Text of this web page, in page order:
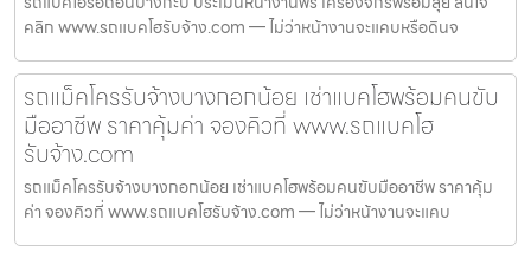
คลิก www.รถแบคโฮรับจ้าง.com — ไม่ว่าหน้างานจะแคบหรือดินจ
รถแม็คโครรับจ้างบางกอกน้อย เช่าแบคโฮพร้อมคนขับ
มืออาชีพ ราคาคุ้มค่า จองคิวที่ www.รถแบคโฮ
รับจ้าง.com
รถแม็คโครรับจ้างบางกอกน้อย เช่าแบคโฮพร้อมคนขับมืออาชีพ ราคาคุ้ม
ค่า จองคิวที่ www.รถแบคโฮรับจ้าง.com — ไม่ว่าหน้างานจะแคบ